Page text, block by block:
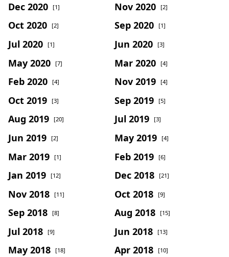
Dec 2020 [1] Nov 2020 [2]
Oct 2020 [2] Sep 2020 [1]
Jul 2020 [1] Jun 2020 [3]
May 2020 [7] Mar 2020 [4]
Feb 2020 [4] Nov 2019 [4]
Oct 2019 [3] Sep 2019 [5]
Aug 2019 [20] Jul 2019 [3]
Jun 2019 [2] May 2019 [4]
Mar 2019 [1] Feb 2019 [6]
Jan 2019 [12] Dec 2018 [21]
Nov 2018 [11] Oct 2018 [9]
Sep 2018 [8] Aug 2018 [15]
Jul 2018 [9] Jun 2018 [13]
May 2018 [18] Apr 2018 [10]